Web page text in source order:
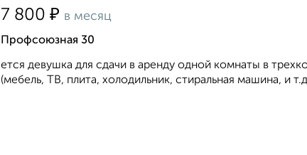
7 800 ₽ в месяц
Профсоюзная 30
ется девушка для сдачи в аренду одной комнаты в
(мебель, ТВ, плита, холодильник, стиральная машина, и